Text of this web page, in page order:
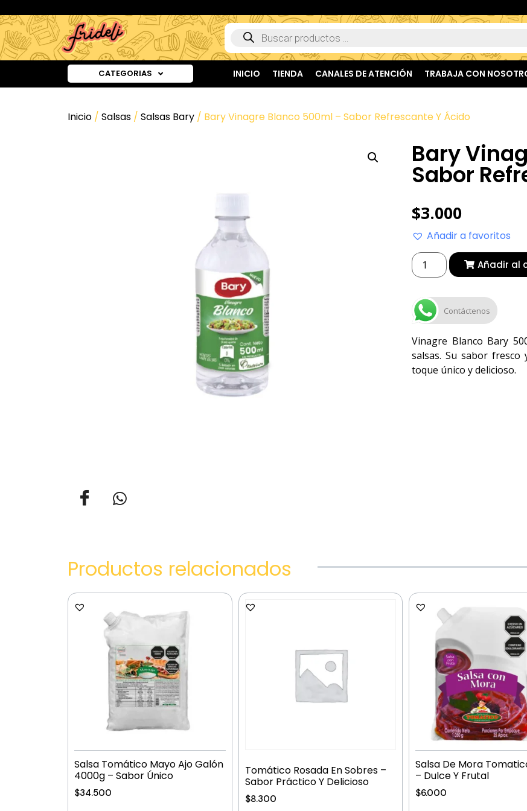
CATEGORIAS INICIO TIENDA CANALES DE ATENCIÓN TRABAJA CON
Inicio / Salsas / Salsas Bary / Bary Vinagre Blanco 500ml – Sabor Refrescante Y Ácido
Bary
Sabor
$3.000
Añadir a favoritos
Añadir al
Contáctenos
Vinagre Blanco Bary
salsas. Su sabor
toque único y delicioso.
Productos relacionados
Salsa Tomático Mayo Ajo Galón
4000g – Sabor Único
$34.500
Tomático Rosada En Sobres –
Sabor Práctico Y Delicioso
$8.300
Salsa De Mora
– Dulce Y Frutal
$6.000